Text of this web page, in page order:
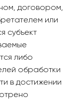
договором,
или
субъект
либо
обработки
в достижении